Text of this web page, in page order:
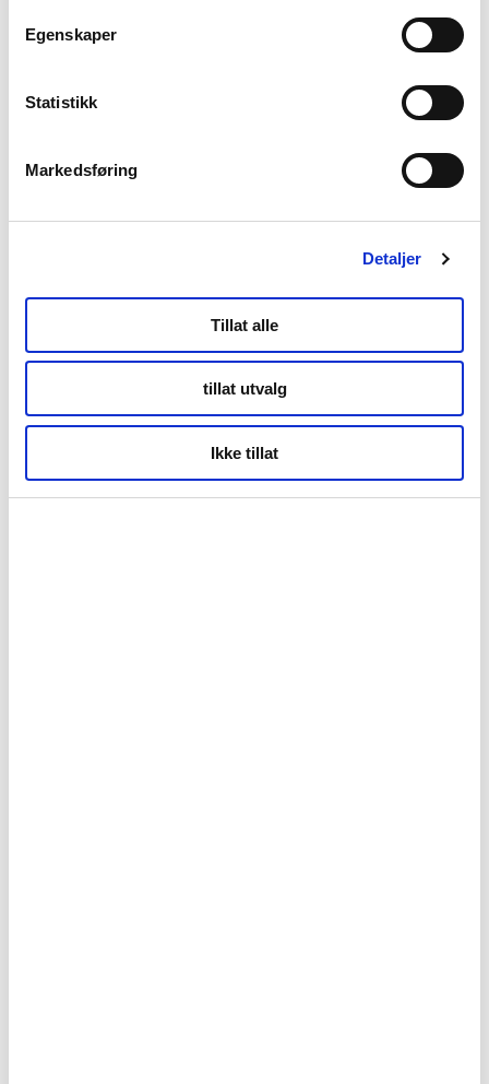
Egenskaper
Statistikk
Markedsføring
Detaljer
Tillat alle
tillat utvalg
Ikke tillat
+47 901 77 500
post@nordnorge.com
Kontor Bodø